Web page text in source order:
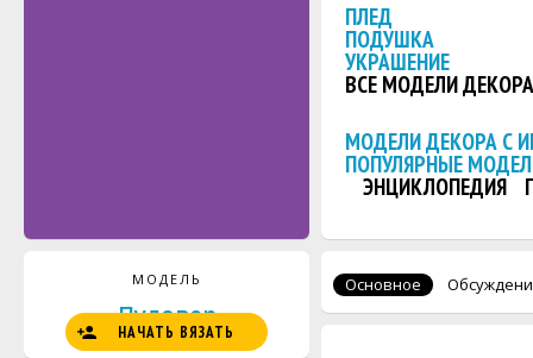
ПЛЕД
ПОДУШКА
УКРАШЕНИЕ
ВСЕ МОДЕЛИ ДЕКОРА
МОДЕЛИ ДЕКОРА С
ПОПУЛЯРНЫЕ
ЭНЦИКЛОПЕДИЯ
МОДЕЛЬ
Пуловер
НАЧАТЬ ВЯЗАТЬ
Основное